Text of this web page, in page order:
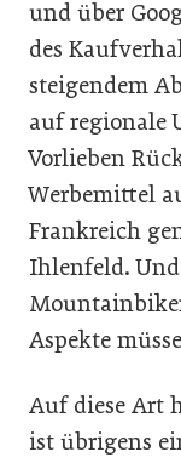
und über
des
steigendem
auf regionale
Vorlieben
Werbemittel
Frankreich
Ihlenfeld.
Aspekte
Auf diese Art
ist übrigens